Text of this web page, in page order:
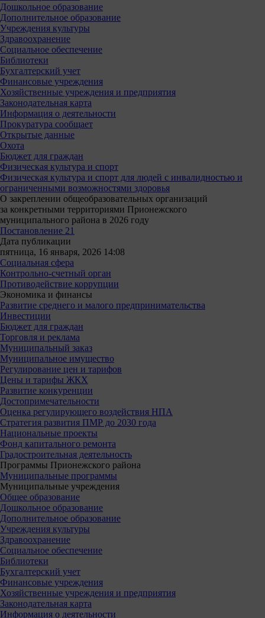
Дошкольное образование
Дополнительное образование
Учреждения культуры
Здравоохранение
Социальное обеспечение
Библиотеки
Бухгалтерский учет
Финансовые учреждения
Хозяйственные учреждения и предприятия
Законодательная карта
Информация о деятельности
Прокуратура сообщает
Открытые данные
Охота
Бюджет для граждан
Физическая культура и спорт
Физическая культура и спорт для людей с инвалидностью и
ограниченными возможностями здоровья
О закреплении общеобразовательных организаций
за конкретными территориями Прионежского
муниципального района в 2026 году
Постановление 21
Дата публикации
пятница, 16 января, 2026 14:08
Социальная сфера
Контрольно-счетный орган
Противодействие коррупции
Экономика и финансы
Развитие среднего и малого предпринимательства
Инвестиции
Бюджет для граждан
Торговля и реклама
Муниципальный заказ
Муниципальное имущество
Регулирование цен и тарифов
Цены и тарифы ЖКХ
Развитие конкуренции
Достопримечательности
Оценка регулирующего воздействия НПА
Стратегия развития ПМР до 2030 года
Национальные проекты
Фонд капитального ремонта
Градостроительная деятельность
Программы Прионежского района
Муниципальные программы
Муниципальные учреждения
Общее образование
Дошкольное образование
Дополнительное образование
Учреждения культуры
Здравоохранение
Социальное обеспечение
Библиотеки
Бухгалтерский учет
Финансовые учреждения
Хозяйственные учреждения и предприятия
Законодательная карта
Информация о деятельности